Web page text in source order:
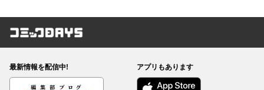
コミックDAYS
最新情報を配信中!
編集部ブログ
アプリもあります